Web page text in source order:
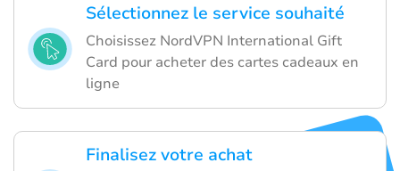
Sélectionnez le service souhaité
Choisissez NordVPN International Gift
Card pour acheter des cartes cadeaux en
ligne
Finalisez votre achat